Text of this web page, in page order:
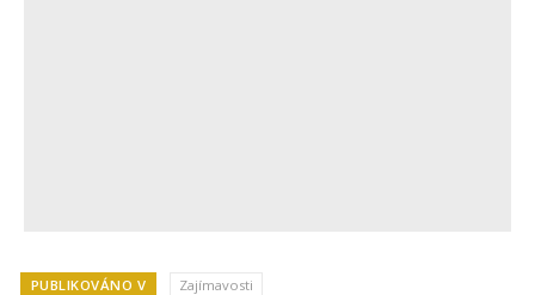
PUBLIKOVÁNO V Zajímavosti